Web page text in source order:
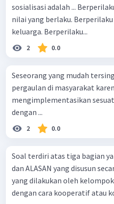
bahwaproses meniru dari
sepenuhnya mengenai
bagian dari tahappreparatory
Jadi, jawaban yang benar
sosialisasi adalah ... Berperilaku sesuai dengan norma dan
nilai yang berlaku. Berperilaku sesuai dengan kebiasaan
keluarga. Berperilaku...
2 0.0
Seseorang yang mudah
pergaulan di masyarakat
mengimplementasikan
dengan ...
2 0.0
Soal terdiri atas tiga bagian
dan ALASAN yang disusun secara
yang dilakukan oleh
dengan cara kooperatif atau